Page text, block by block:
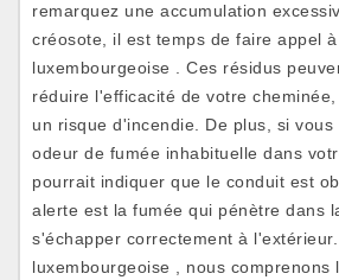
remarquez une accumulation
créosote, il est temps de faire appel
luxembourgeoise . Ces résidus
réduire l'efficacité de votre
un risque d'incendie. De plus, si vous
odeur de fumée inhabituelle dans
pourrait indiquer que le conduit est
alerte est la fumée qui pénètre dans
s'échapper correctement à
luxembourgeoise , nous comprenons